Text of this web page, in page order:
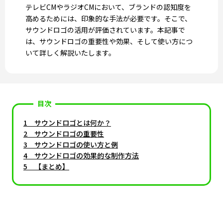
テレビCMやラジオCMにおいて、ブランドの認知度を
高めるためには、印象的な手法が必要です。そこで、
サウンドロゴの活用が評価されています。本記事で
は、サウンドロゴの重要性や効果、そして使い方につ
いて詳しく解説いたします。
目次
サウンドロゴとは何か？
サウンドロゴの重要性
サウンドロゴの使い方と例
サウンドロゴの効果的な制作方法
【まとめ】